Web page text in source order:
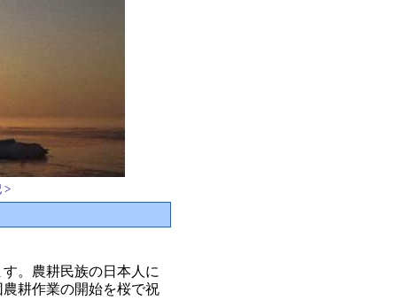
>
。農耕民族の日本人に
耕作業の開始を桜で祝